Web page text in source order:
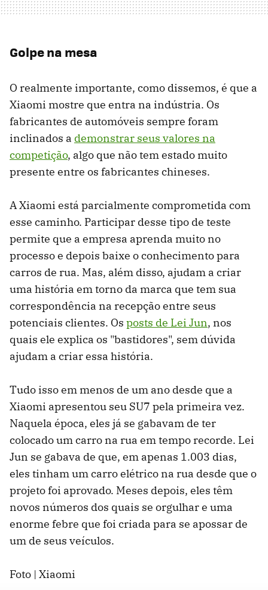
Golpe na mesa
O realmente importante, como dissemos, é que a
Xiaomi mostre que entra na indústria. Os
fabricantes de automóveis sempre foram
inclinados a demonstrar seus valores na
competição, algo que não tem estado muito
presente entre os fabricantes chineses.
A Xiaomi está parcialmente comprometida com
esse caminho. Participar desse tipo de teste
permite que a empresa aprenda muito no
processo e depois baixe o conhecimento para
carros de rua. Mas, além disso, ajudam a criar
uma história em torno da marca que tem sua
correspondência na recepção entre seus
potenciais clientes. Os posts de Lei Jun, nos
quais ele explica os "bastidores", sem dúvida
ajudam a criar essa história.
Tudo isso em menos de um ano desde que a
Xiaomi apresentou seu SU7 pela primeira vez.
Naquela época, eles já se gabavam de ter
colocado um carro na rua em tempo recorde. Lei
Jun se gabava de que, em apenas 1.003 dias,
eles tinham um carro elétrico na rua desde que o
projeto foi aprovado. Meses depois, eles têm
novos números dos quais se orgulhar e uma
enorme febre que foi criada para se apossar de
um de seus veículos.
Foto | Xiaomi